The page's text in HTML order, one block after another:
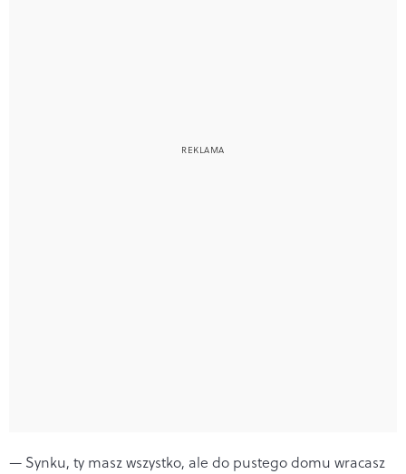
— Synku, ty masz wszystko, ale do pustego domu wracasz